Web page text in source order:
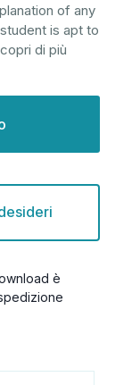
of any
is apt to
di più
è